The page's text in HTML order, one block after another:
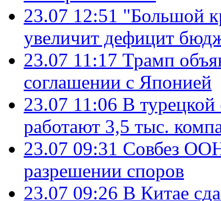
23.07 12:51 "Большой
увеличит дефицит
23.07 11:17 Трамп
соглашении с Японией
23.07 11:06 В
работают 3,5 тыс.
23.07 09:31 Совбез
разрешении споров
23.07 09:26 В Китае